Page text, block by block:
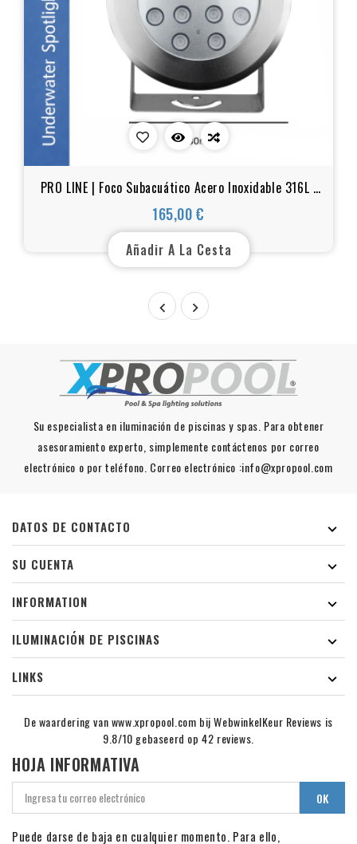
PRO LINE | Foco Subacuático Acero Inoxidable 316L |
180 mm | 12W - 18W - 25W
165,00 €
Precio
Añadir A La Cesta
 
Su especialista en iluminación de piscinas y spas. Para obtener
asesoramiento experto, simplemente contáctenos por correo
electrónico o por teléfono. Correo electrónico :info@xpropool.com
DATOS DE CONTACTO

SU CUENTA

INFORMATION

ILUMINACIÓN DE PISCINAS

LINKS

De waardering van www.xpropool.com bijWebwinkelKeur Reviews is
9.8/10 gebaseerd op 42 reviews.
HOJA INFORMATIVA
Puede darse de baja en cualquier momento. Para ello,